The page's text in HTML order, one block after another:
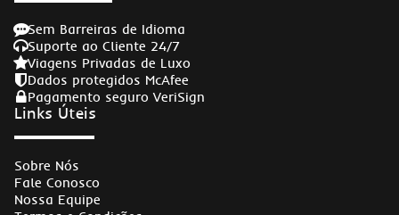
Sem Barreiras de Idioma
Suporte ao Cliente 24/7
Viagens Privadas de Luxo
Dados protegidos McAfee
Pagamento seguro VeriSign
Links Úteis
Sobre Nós
Fale Conosco
Nossa Equipe